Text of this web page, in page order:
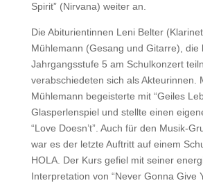
Spirit” (Nirvana) weiter an.
Die Abiturientinnen Leni Belter
Mühlemann (Gesang und Gitarre), die
Jahrgangsstufe 5 am Schulkonzert
verabschiedeten sich als Akteurinnen.
Mühlemann begeisterte mit “Geiles
Glasperlenspiel und stellte einen
“Love Doesn’t”. Auch für den Musik-
war es der letzte Auftritt auf einem
HOLA. Der Kurs gefiel mit seiner
Interpretation von “Never Gonna Give